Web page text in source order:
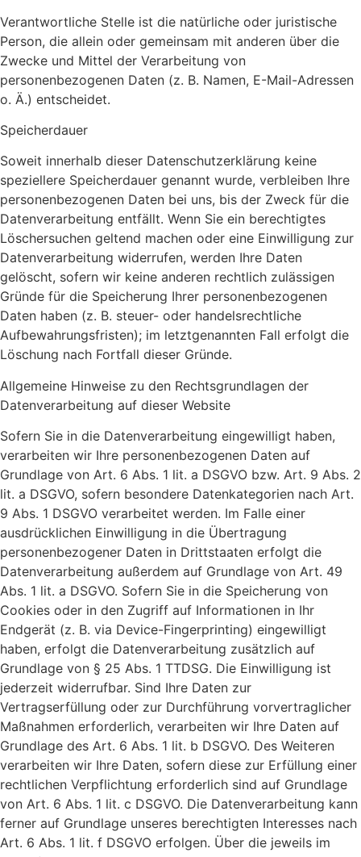
Verantwortliche Stelle ist die natürliche oder juristische
Person, die allein oder gemeinsam mit anderen über die
Zwecke und Mittel der Verarbeitung von
personenbezogenen Daten (z. B. Namen, E-Mail-Adressen
o. Ä.) entscheidet.
Speicherdauer
Soweit innerhalb dieser Datenschutzerklärung keine
speziellere Speicherdauer genannt wurde, verbleiben Ihre
personenbezogenen Daten bei uns, bis der Zweck für die
Datenverarbeitung entfällt. Wenn Sie ein berechtigtes
Löschersuchen geltend machen oder eine Einwilligung zur
Datenverarbeitung widerrufen, werden Ihre Daten
gelöscht, sofern wir keine anderen rechtlich zulässigen
Gründe für die Speicherung Ihrer personenbezogenen
Daten haben (z. B. steuer- oder handelsrechtliche
Aufbewahrungsfristen); im letztgenannten Fall erfolgt die
Löschung nach Fortfall dieser Gründe.
Allgemeine Hinweise zu den Rechtsgrundlagen der
Datenverarbeitung auf dieser Website
Sofern Sie in die Datenverarbeitung eingewilligt haben,
verarbeiten wir Ihre personenbezogenen Daten auf
Grundlage von Art. 6 Abs. 1 lit. a DSGVO bzw. Art. 9 Abs. 2
lit. a DSGVO, sofern besondere Datenkategorien nach Art.
9 Abs. 1 DSGVO verarbeitet werden. Im Falle einer
ausdrücklichen Einwilligung in die Übertragung
personenbezogener Daten in Drittstaaten erfolgt die
Datenverarbeitung außerdem auf Grundlage von Art. 49
Abs. 1 lit. a DSGVO. Sofern Sie in die Speicherung von
Cookies oder in den Zugriff auf Informationen in Ihr
Endgerät (z. B. via Device-Fingerprinting) eingewilligt
haben, erfolgt die Datenverarbeitung zusätzlich auf
Grundlage von § 25 Abs. 1 TTDSG. Die Einwilligung ist
jederzeit widerrufbar. Sind Ihre Daten zur
Vertragserfüllung oder zur Durchführung vorvertraglicher
Maßnahmen erforderlich, verarbeiten wir Ihre Daten auf
Grundlage des Art. 6 Abs. 1 lit. b DSGVO. Des Weiteren
verarbeiten wir Ihre Daten, sofern diese zur Erfüllung einer
rechtlichen Verpflichtung erforderlich sind auf Grundlage
von Art. 6 Abs. 1 lit. c DSGVO. Die Datenverarbeitung kann
ferner auf Grundlage unseres berechtigten Interesses nach
Art. 6 Abs. 1 lit. f DSGVO erfolgen. Über die jeweils im